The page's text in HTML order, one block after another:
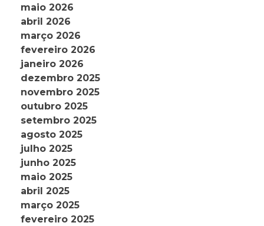
maio 2026
abril 2026
março 2026
fevereiro 2026
janeiro 2026
dezembro 2025
novembro 2025
outubro 2025
setembro 2025
agosto 2025
julho 2025
junho 2025
maio 2025
abril 2025
março 2025
fevereiro 2025